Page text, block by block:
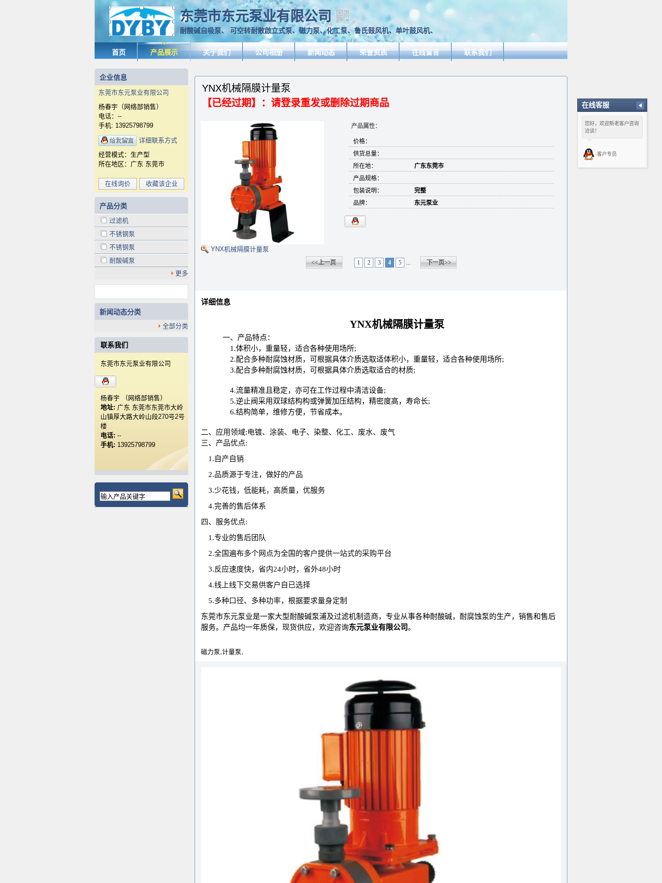
东莞市东元泵业有限公司
耐酸碱自吸泵、 可空转耐散啟立式泵、磁力泵、化工泵、鲁氏鼓风机、单叶鼓风机、
首页 产品展示 关于我们 公司相册 新闻动态 荣誉资质 在线留言 联系我们
YNX机械隔膜计量泵
【已经过期】：请登录重发或删除过期商品
YNX机械隔膜计量泵
产品属性：
价格：
供货总量：
所在地：
广东东莞市
产品规格：
包装说明：
完整
品牌：
东元泵业
<<上一页 1 2 3 4 5 ... 下一页>>
详细信息
YNX机械隔膜计量泵
一、 产品特点：
1.体积小，重量轻，适合各种使用场所;
2.配合多种耐腐蚀材质，可根据具体介质选取适体积小，重量轻，适合各种使用场所;
3.配合多种耐腐蚀材质，可根据具体介质选取适合的材质;
4.流量精准且稳定，亦可在工作过程中清洁设备;
5.逆止阀采用双球结构构或弹簧加压结构，精密度高，寿命长;
6.结构简单，维修方便，节省成本。
二、 应用领域:电镀、涂装、电子、染整、化工、废水、废气
三、 产品优点:
1.自产自销
2.品质源于专注，做好的产品
3.少花钱，低能耗，高质量，优服务
4.完善的售后体系
四、 服务优点:
1.专业的售后团队
2.全国遍布多个网点为全国的客户提供一站式的采购平台
3.反应速度快，省内24小时，省外48小时
4.线上线下交易供客户自已选择
5.多种口径、多种功率，根据要求量身定制
东莞市东元泵业是一家大型耐酸碱泵浦及过滤机制造商，专业从事各种耐酸碱，耐腐蚀泵的生产，销售和售后
服务。产品均一年质保，现货供应，欢迎咨询东元泵业有限公司 。
磁力泵,计量泵,
企业信息
东莞市东元泵业有限公司
杨春宇（网络部销售）
电话：--
手机: 13925798799
详细联系方式
经营模式：生产型
所在地区：广东 东莞市
在线询价 收藏该企业
产品分类
过滤机
不锈钢泵
不锈钢泵
耐酸碱泵
更多
新闻动态分类
全部分类
联系我们
东莞市东元泵业有限公司
杨春宇 （网络部销售）
地址: 广东 东莞市东莞市大岭
山镇厚大路大岭山段270号2号
楼
电话: --
手机: 13925798799
在线客服
x
您好，欢迎新老客户咨询
洽谈！
客户专员